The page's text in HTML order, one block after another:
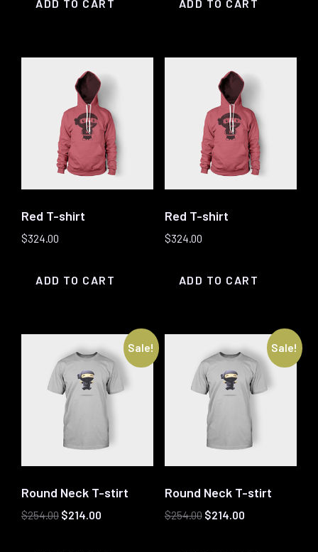
ADD TO CART ADD TO CART
Red T-shirt
$324.00
ADD TO CART
Red T-shirt
$324.00
ADD TO CART
Sale!
Round Neck T-stirt
$254.00 Original
$214.00
Sale!
Round Neck T-stirt
$254.00 Original
$214.00Current